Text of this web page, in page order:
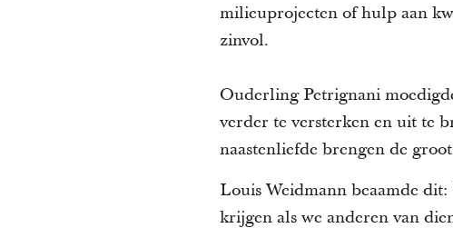
milieuprojecten of hulp aan
zinvol.
Ouderling Petrignani
verder te versterken en uit te
naastenliefde brengen de
Louis Weidmann beaamde
krijgen als we anderen van